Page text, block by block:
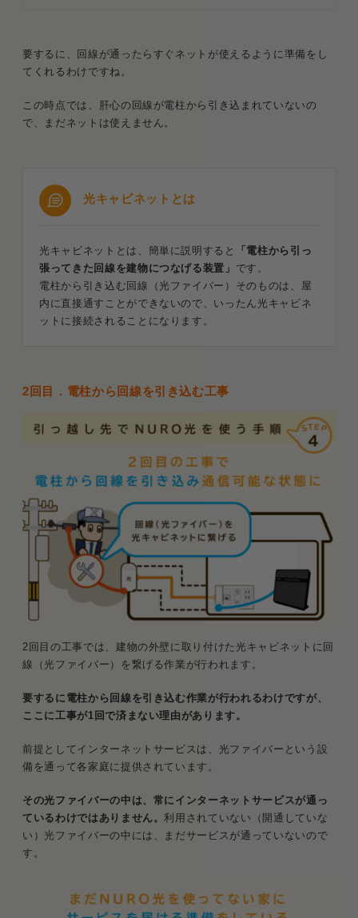
要するに、回線が通ったらすぐネットが使えるように準備をし
てくれるわけですね。
この時点では、肝心の回線が電柱から引き込まれていないの
で、まだネットは使えません。
光キャビネットとは
光キャビネットとは、簡単に説明すると
「電柱から引っ
張ってきた回線を建物につなげる装置」 です。
電柱から引き込む回線（光ファイバー）そのものは、屋
内に直接通すことができないので、いったん光キャビネ
ットに接続されることになります。
2回目．電柱から回線を引き込む工事
2回目の工事では、建物の外壁に取り付けた光キャビネットに回
線（光ファイバー）を繋げる作業が行われます。
要するに電柱から回線を引き込む作業が行われるわけですが、
ここに工事が1回で済まない理由があります。
前提としてインターネットサービスは、光ファイバーという設
備を通って各家庭に提供されています。
その光ファイバーの中は、常にインターネットサービスが通っ
ているわけではありません。利用されていない（開通していな
い）光ファイバーの中には、まだサービスが通っていないので
す。